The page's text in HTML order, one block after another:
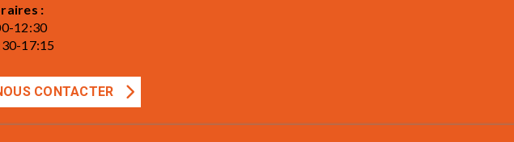
:
12:30
17:15
CONTACTER